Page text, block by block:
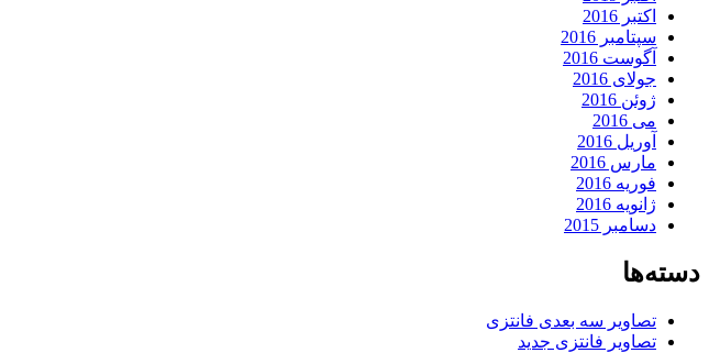
اکتبر 2016
سپتامبر 2016
آگوست 2016
جولای 2016
ژوئن 2016
می 2016
آوریل 2016
مارس 2016
فوریه 2016
ژانویه 2016
دسامبر 2015
دسته‌ها
تصاویر سه بعدی فانتزی
تصاویر فانتزی جدید